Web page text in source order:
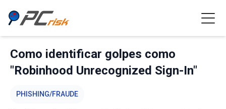
Como identificar golpes como
"Robinhood Unrecognized Sign-In"
PHISHING/FRAUDE